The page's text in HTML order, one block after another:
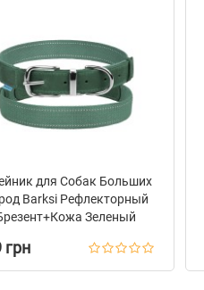
для Собак Больших
Barksi Рефлекторный
Зеленый
грн